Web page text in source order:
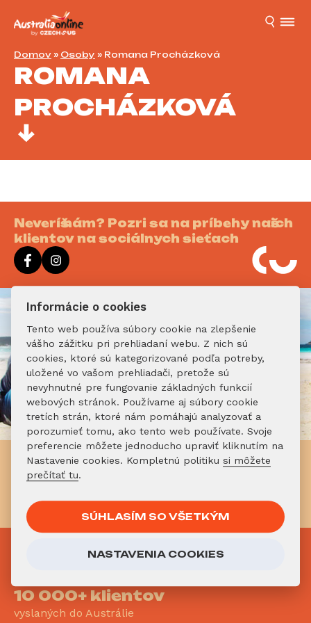
Domov » Osoby » Romana Procházková
ROMANA
PROCHÁZKOVÁ
Neveríš nám? Pozri sa na príbehy našich
klientov na sociálnych sieťach
Už vieš, že chceš do Austrálie?
Neváhaj!
REGISTRUJ SA DO PROGRAMU
10 000+ klientov
vyslaných do Austrálie
Informácie o cookies
Tento web používa súbory cookie na zlepšenie
vášho zážitku pri prehliadaní webu. Z nich sú
cookies, ktoré sú kategorizované podľa potreby,
uložené vo vašom prehliadači, pretože sú
nevyhnutné pre fungovanie základných funkcií
webových stránok. Používame aj súbory cookie
tretích strán, ktoré nám pomáhajú analyzovať a
porozumieť tomu, ako tento web používate. Svoje
preferencie môžete jednoducho upraviť kliknutím na
Nastavenie cookies. Kompletnú politikusi môžete
prečítať tu.
SÚHLASÍM SO VŠETKÝM
NASTAVENIA COOKIES